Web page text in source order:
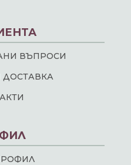
ВЪПРОСИ